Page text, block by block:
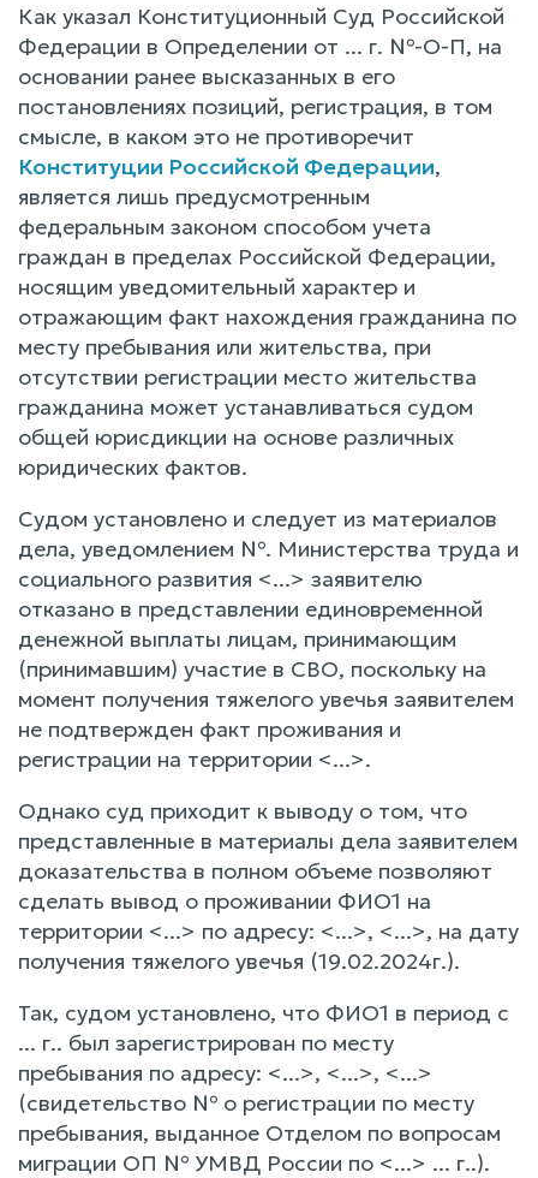
Как указал Конституционный Суд Российской
Федерации в Определении от ... г. №-О-П, на
основании ранее высказанных в его
постановлениях позиций, регистрация, в том
смысле, в каком это не противоречит
Конституции Российской Федерации,
является лишь предусмотренным
федеральным законом способом учета
граждан в пределах Российской Федерации,
носящим уведомительный характер и
отражающим факт нахождения гражданина по
месту пребывания или жительства, при
отсутствии регистрации место жительства
гражданина может устанавливаться судом
общей юрисдикции на основе различных
юридических фактов.
Судом установлено и следует из материалов
дела, уведомлением №. Министерства труда и
социального развития <...> заявителю
отказано в представлении единовременной
денежной выплаты лицам, принимающим
(принимавшим) участие в СВО, поскольку на
момент получения тяжелого увечья заявителем
не подтвержден факт проживания и
регистрации на территории <...>.
Однако суд приходит к выводу о том, что
представленные в материалы дела заявителем
доказательства в полном объеме позволяют
сделать вывод о проживании ФИО1 на
территории <...> по адресу: <...>, <...>, на дату
получения тяжелого увечья (19.02.2024г.).
Так, судом установлено, что ФИО1 в период с
... г.. был зарегистрирован по месту
пребывания по адресу: <...>, <...>, <...>
(свидетельство № о регистрации по месту
пребывания, выданное Отделом по вопросам
миграции ОП № УМВД России по <...> ... г..).